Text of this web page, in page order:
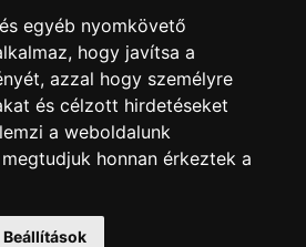
egyéb nyomkövető
hogy javítsa a
azzal hogy személyre
és célzott hirdetéseket
a weboldalunk
honnan érkeztek a
Beállítások